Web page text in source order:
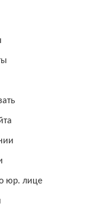
юр. лице